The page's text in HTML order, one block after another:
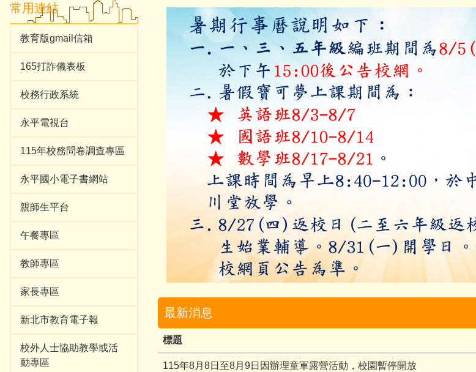
常用連結
教育版gmail信箱
165打詐儀表板
校務行政系統
永平電視台
115年校務問卷調查專區
永平國小電子書網站
親師生平台
午餐專區
教師專區
家長專區
新北市教育電子報
校外人士協助教學或活
動專區
最新消息
標題
115年8月8日至8月9日因辦理童軍露營活動，校園暫停開放